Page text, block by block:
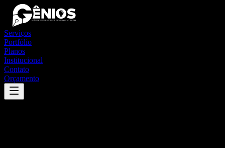
Serviços
Portfólio
Planos
Institucional
Contato
Orçamento